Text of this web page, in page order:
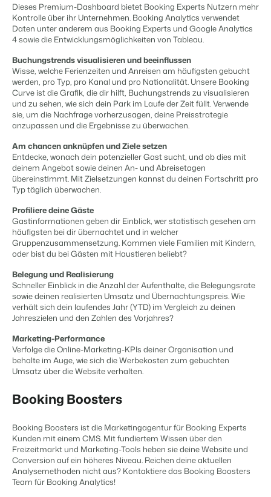
Eigentümerverwaltung
Zeige dich gegenüber Fewo- Eigentümern transparent.
Wechseln
Bist du bereit für den nächsten Schritt?
Website Integration
Du hast bereits eine Website? Binde sie ein!
BEX CMS
Website für Vermietungen
Lass deine Marke mit unserem Webbaukasten aufblühen.
Website für Immobilien
Generiere Leads für den Verkauf deiner Ferienimmobilie.
Begrüße Gäste in ihrer Landessprache.
Marketing
Online-Marketing
Die starke Kombination aus Markenbildung und Performance-
Marketing
Immobilien Marketing
Dein Projekt im Handumdrehen ausverkauft.
Booking Analytics
Premium BI-Tool
Vermietungsagenturen
Exklusive Vermietung und Reseller.
Projektentwicklung
Immobilien und Neubauprojekte.
Ferienparkgruppen und -ketten
Ketten und eigenständige Marken
Verbreite dein Angebot auf
relevante Channels und
erreiche deine Zielgruppe.
Mehr erfahren
BEX Channel Manager
Kundenstories
Das sagen unsere Nutzer.
Kontakt
Customer Success
Erhalte Antworten auf deine Fragen.
Bist du bereit für den nächsten Schritt?
Partnerprogramme
Lass uns gemeinsam die Branche transformieren.
Software Entwickler
Entwickle deine Lösung mit unserer offenen API.
Vertrauen bei Booking Experts
Über uns
Customer Success
Erhalte Antworten auf deine Fragen.
Finde hier deinen neuen Traumjob!
Kontakt
Nimm Kontakt mit uns auf.
Über uns
Lerne unsere Kultur & Werte kennen.
Revenue Management
Optimalisiere dein Pricing
Compliance Management
Gesetzeskonforme Unternehmensführung
Buchhaltung
Führe deine Kassenbücher ordnungsgemäß
POS-Systeme
Verbinde Kassensystem und PMS
Kommunikation
Energiesysteme
Behalte deinen Energieverbrauch im Blick
Die passende App nicht dabei?
APPS
Kontaktiere unsere Berater, um
besprechen.
Kontaktiere uns
Kontaktiere uns Demo anfragen
Dieses Premium-Dashboard bietet Booking Experts Nutzern mehr
Kontrolle über ihr Unternehmen. Booking Analytics verwendet
Daten unter anderem aus Booking Experts und Google Analytics
4 sowie die Entwicklungsmöglichkeiten von Tableau.
Buchungstrends visualisieren und beeinflussen
Wisse, welche Ferienzeiten und Anreisen am häufigsten gebucht
werden, pro Typ, pro Kanal und pro Nationalität. Unsere Booking
Curve ist die Grafik, die dir hilft, Buchungstrends zu visualisieren
und zu sehen, wie sich dein Park im Laufe der Zeit füllt. Verwende
sie, um die Nachfrage vorherzusagen, deine Preisstrategie
anzupassen und die Ergebnisse zu überwachen.
Am chancen anknüpfen und Ziele setzen
Entdecke, wonach dein potenzieller Gast sucht, und ob dies mit
deinem Angebot sowie deinen An- und Abreisetagen
übereinstimmt. Mit Zielsetzungen kannst du deinen Fortschritt pro
Typ täglich überwachen.
Profiliere deine Gäste
Gastinformationen geben dir Einblick, wer statistisch gesehen am
häufigsten bei dir übernachtet und in welcher
Gruppenzusammensetzung. Kommen viele Familien mit Kindern,
oder bist du bei Gästen mit Haustieren beliebt?
Belegung und Realisierung
Schneller Einblick in die Anzahl der Aufenthalte, die Belegungsrate
sowie deinen realisierten Umsatz und Übernachtungspreis. Wie
verhält sich dein laufendes Jahr (YTD) im Vergleich zu deinen
Jahreszielen und den Zahlen des Vorjahres?
Marketing-Performance
Verfolge die Online-Marketing-KPIs deiner Organisation und
behalte im Auge, wie sich die Werbekosten zum gebuchten
Umsatz über die Website verhalten.
Booking Boosters
Booking Boosters ist die Marketingagentur für Booking Experts
Kunden mit einem CMS. Mit fundiertem Wissen über den
Freizeitmarkt und Marketing-Tools heben sie deine Website und
Conversion auf ein höheres Niveau. Reichen deine aktuellen
Analysemethoden nicht aus? Kontaktiere das Booking Boosters
Team für Booking Analytics!